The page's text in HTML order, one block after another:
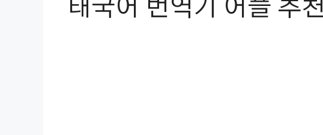
태국어 번역기 어플 추천